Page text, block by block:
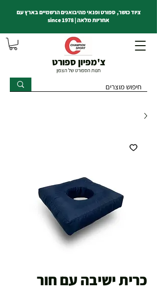
צ'מפיון ספורט
חנות הספורט של הצפון
ציוד כושר, ספורט ופנאי מהיבואנים הרשמיים בארץ עם
אחריות מלאה | since 1978
כרית ישיבה עם חור